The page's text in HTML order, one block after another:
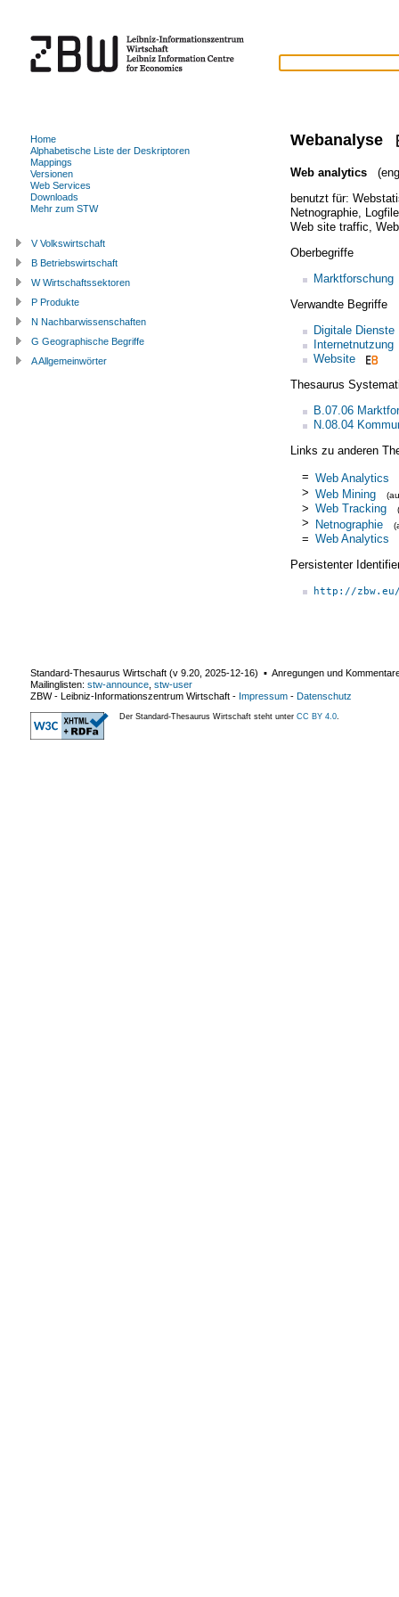
Webanalyse
Web analytics
benutzt für:
Netnographie,
Web site traffic
Oberbegriffe
Marktforschung
Verwandte Begriffe
Digitale Dienste
Internetnutzung
Website
Thesaurus
B.07.06
N.08.04
Links zu anderen
= Web Analytics
> Web Mining
> Web Tracking
> Netnographie
= Web Analytics
Persistenter
http://
Home
Alphabetische Liste der Deskriptoren
Mappings
Versionen
Web Services
Downloads
Mehr zum STW
V Volkswirtschaft
B Betriebswirtschaft
W Wirtschaftssektoren
P Produkte
N Nachbarwissenschaften
G Geographische Begriffe
A Allgemeinwörter
Standard-Thesaurus Wirtschaft (v 9.20 2025-12-16) ▪ Anregungen und
Mailinglisten: stw-announce stw-user
ZBW - Leibniz-Informationszentrum Wirtschaft - Impressum - Datenschutz
Der Standard-Thesaurus Wirtschaft steht unter CC BY 4.0